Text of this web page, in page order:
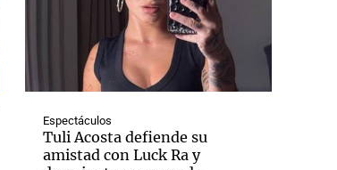
Espectáculos
Tuli Acosta defiende su
amistad con Luck Ra y